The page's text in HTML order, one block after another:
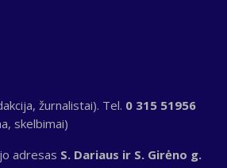
žurnalistai). Tel. 0 315 51956
skelbimai)
adresas S. Dariaus ir S. Girėno g.